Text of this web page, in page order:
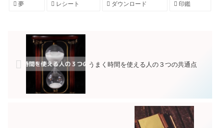
夢 レシート ダウンロード 印鑑
うまく時間を使える人の３つの共通点